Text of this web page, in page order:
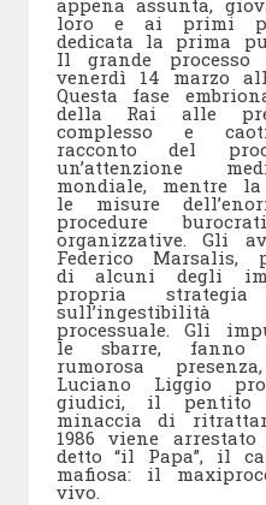
loro e ai primi
dedicata la prima
Il grande
venerdì 14 marzo
Questa fase
della Rai alle
complesso e
racconto del
un’attenzione
mondiale, mentre
le misure
procedure
organizzative. Gli
Federico Marsalis,
di alcuni degli
propria
processuale. Gli
le sbarre,
rumorosa
Luciano Liggio
giudici, il pentito
minaccia di
1986 viene
detto “il Papa”, il
mafiosa: il
vivo.